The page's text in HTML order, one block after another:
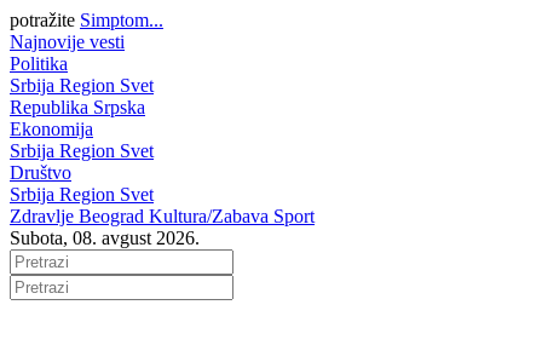
potražite Simptom...
Najnovije vesti
Politika
Srbija Region Svet
Republika Srpska
Ekonomija
Srbija Region Svet
Društvo
Srbija Region Svet
Zdravlje Beograd Kultura/Zabava Sport
Subota, 08. avgust 2026.